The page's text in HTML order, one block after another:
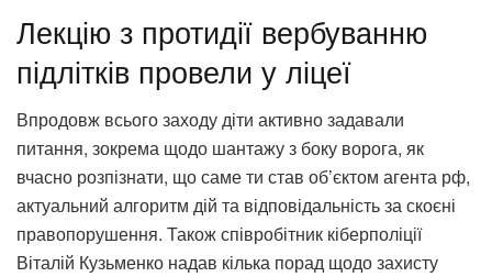
Лекцію з протидії вербуванню
підлітків провели у ліцеї
Впродовж всього заходу діти активно задавали
питання, зокрема щодо шантажу з боку ворога, як
вчасно розпізнати, що саме ти став об’єктом агента рф,
актуальний алгоритм дій та відповідальність за скоєні
правопорушення. Також співробітник кіберполіції
Віталій Кузьменко надав кілька порад щодо захисту